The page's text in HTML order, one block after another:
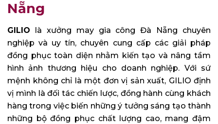
Nẵng
GILIO là xưởng may gia công Đà Nẵng chuyên
nghiệp và uy tín, chuyên cung cấp các giải pháp
đồng phục toàn diện nhằm kiến tạo và nâng tầm
hình ảnh thương hiệu cho doanh nghiệp. Với sứ
mệnh không chỉ là một đơn vị sản xuất, GILIO định
vị mình là đối tác chiến lược, đồng hành cùng khách
hàng trong việc biến những ý tưởng sáng tạo thành
những bộ đồng phục chất lượng cao, mang đậm